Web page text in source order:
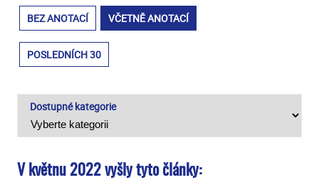
BEZ ANOTACÍ VČETNĚ ANOTACÍ
POSLEDNÍCH 30
Dostupné kategorie
V květnu 2022 vyšly tyto články: